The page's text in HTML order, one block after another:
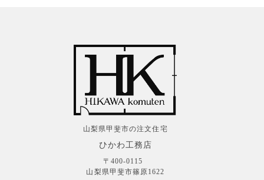
山梨県甲斐市の注文住宅
ひかわ工務店
〒400-0115
山梨県甲斐市篠原1622